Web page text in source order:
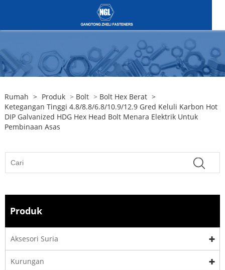
Rumah > Produk > Bolt > Bolt Hex Berat >
Ketegangan Tinggi 4.8/8.8/6.8/10.9/12.9 Gred Keluli Karbon Hot
DIP Galvanized HDG Hex Head Bolt Menara Elektrik Untuk
Pembinaan Asas
Produk
Aksesori Suria
Kurungan